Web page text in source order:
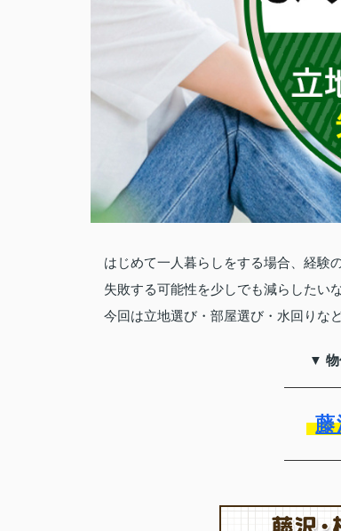
はじめて一人暮らしをする場合、経験
失敗する可能性を少しでも減らしたい
今回は立地選び・部屋選び・水回りな
▼ 物